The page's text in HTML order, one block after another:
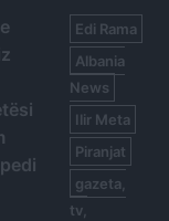
Edi Rama
Albania
News
Ilir Meta
Piranjat
gazeta,
tv,